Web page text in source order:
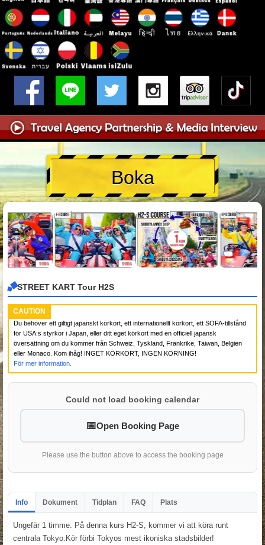
Boka
STREET KART Tour H2S
CAUTION
Du behöver ett giltigt japanskt körkort, ett internationellt körkort, ett SOFA-tillstånd
för USA:s styrkor i Japan, eller ditt eget körkort med en officiell japansk
översättning om du kommer från Schweiz, Tyskland, Frankrike, Taiwan, Belgien
eller Monaco. Kom ihåg! INGET KÖRKORT, INGEN KÖRNING!
För mer information.
Could not load booking calendar
Open Booking Page
Please use the button above to access the booking page
Info Dokument Tidplan FAQ Plats
Ungefär 1 timme. På denna kurs H2-S, kommer vi att köra runt
centrala Tokyo.Kör förbi Tokyos mest ikoniska stadsbilder!